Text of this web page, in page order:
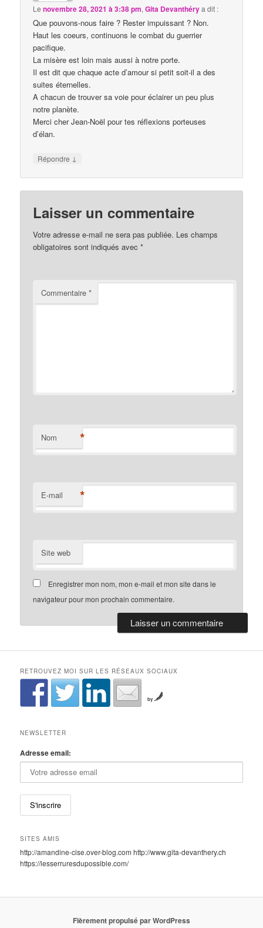
Lenovembre 28, 2021 à 3:38 pm,Gita Devanthérya dit :
Que pouvons-nous faire ? Rester impuissant ? Non.
Haut les coeurs, continuons le combat du guerrier
pacifique.
La misère est loin mais aussi à notre porte.
Il est dit que chaque acte d’amour si petit soit-il a des
suites éternelles.
A chacun de trouver sa voie pour éclairer un peu plus
notre planète.
Merci cher Jean-Noël pour tes réflexions porteuses
d’élan.
Répondre ↓
Laisser un commentaire
Votre adresse e-mail ne sera pas publiée. Les champs
obligatoires sont indiqués avec*
Commentaire*
Nom *
E-mail *
Site web
Enregistrer mon nom, mon e-mail et mon site dans le
navigateur pour mon prochain commentaire.
RETROUVEZ MOI SUR LES RÉSEAUX SOCIAUX
by
NEWSLETTER
Adresse email:
SITES AMIS
http://amandine-cise.over-blog.com http://www.gita-devanthery.ch
https://lesserruresdupossible.com/
Fièrement propulsé par WordPress